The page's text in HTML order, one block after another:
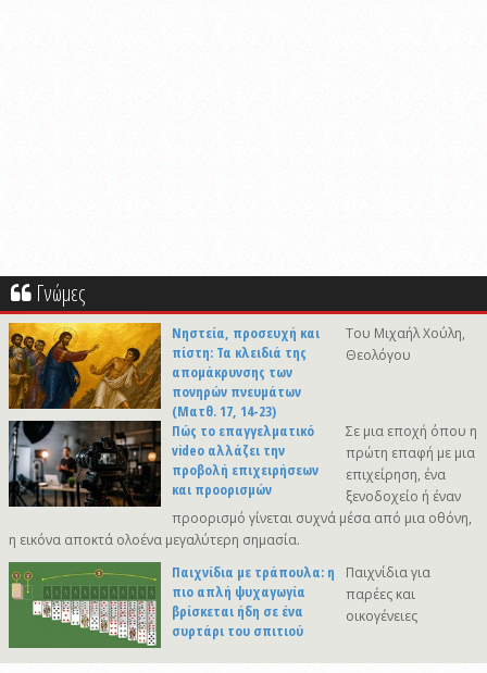
Γνώμες
Νηστεία, προσευχή και
πίστη: Τα κλειδιά της
απομάκρυνσης των
πονηρών πνευμάτων
(Ματθ. 17, 14-23)
Του Μιχαήλ Χούλη,
Θεολόγου
Πώς το επαγγελματικό
video αλλάζει την
προβολή επιχειρήσεων
και προορισμών
Σε μια εποχή όπου η
πρώτη επαφή με μια
επιχείρηση, ένα
ξενοδοχείο ή έναν
προορισμό γίνεται συχνά μέσα από μια οθόνη,
η εικόνα αποκτά ολοένα μεγαλύτερη σημασία.
Παιχνίδια με τράπουλα: η
πιο απλή ψυχαγωγία
βρίσκεται ήδη σε ένα
συρτάρι του σπιτιού
Παιχνίδια για
παρέες και
οικογένειες